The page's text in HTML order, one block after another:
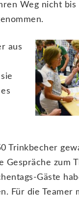
Weg nicht bis
aus
Trinkbecher
Gespräche zum
Gäste
Für die Teamer